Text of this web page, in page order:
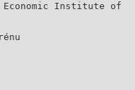
the Economic Institute of